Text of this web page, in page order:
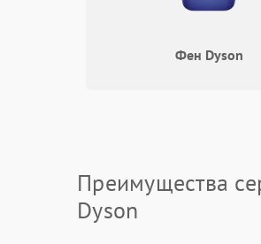
Фен Dyson
Преимущества
Dyson